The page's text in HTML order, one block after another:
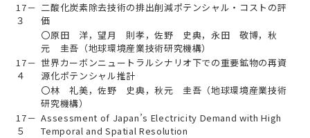
17－
３
二酸化炭素除去技術の排出削減ポテンシャル・コストの評
価
〇原田 洋，望月 則孝，佐野 史典，永田 敬博，秋
元 圭吾（地球環境産業技術研究機構）
17－
４
世界カーボンニュートラルシナリオ下での重要鉱物の再資
源化ポテンシャル推計
〇林 礼美，佐野 史典，秋元 圭吾（地球環境産業技術
研究機構）
17－
５
Assessment of Japan’s Electricity Demand with High
Temporal and Spatial Resolution